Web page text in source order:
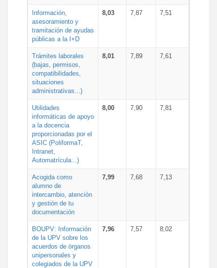
Información,
asesoramiento y
tramitación de ayudas
públicas a la I+D
8,03 7,87 7,51
Trámites laborales
(bajas, permisos,
compatibilidades,
situaciones
administrativas...)
8,01 7,89 7,61
Utilidades
informáticas de apoyo
a la docencia
proporcionadas por el
ASIC (PoliformaT,
Intranet,
Automatrícula...)
8,00 7,90 7,81
Acogida como
alumno de
intercambio, atención
y gestión de tu
documentación
7,99 7,68 7,13
BOUPV: Información
de la UPV sobre los
acuerdos de órganos
unipersonales y
colegiados de la UPV
7,96 7,57 8,02